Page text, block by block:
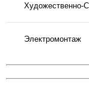
Художественно-
Электромонтаж